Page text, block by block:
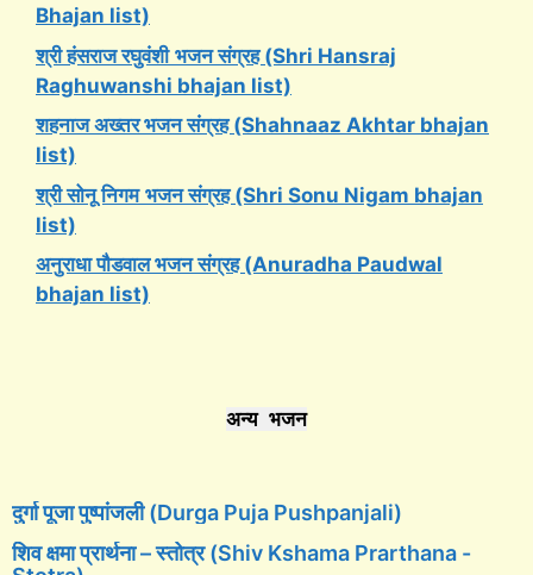
Bhajan list)
श्री हंसराज रघुवंशी भजन संग्रह (Shri Hansraj
Raghuwanshi bhajan list)
शहनाज अख्तर भजन संग्रह (Shahnaaz Akhtar bhajan
list)
श्री सोनू निगम भजन संग्रह (Shri Sonu Nigam bhajan
list)
अनुराधा पौडवाल भजन संग्रह (Anuradha Paudwal
bhajan list)
अन्य भजन
दुर्गा पूजा पुष्पांजली (Durga Puja Pushpanjali)
शिव क्षमा प्रार्थना – स्तोत्र (Shiv Kshama Prarthana -